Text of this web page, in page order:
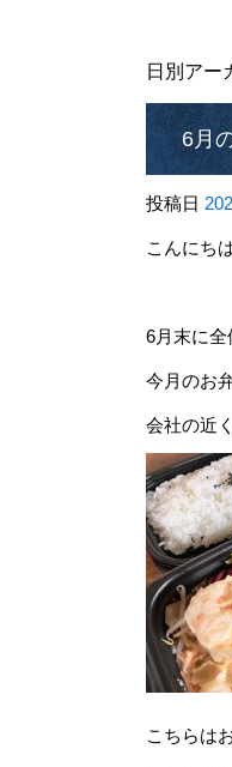
日別アー
6月
投稿日
こんにち
6月末に全
今月のお
会社の近
こちらは